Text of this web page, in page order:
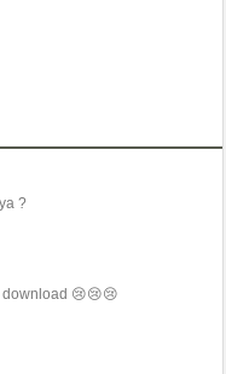
?
download 😢😢😢